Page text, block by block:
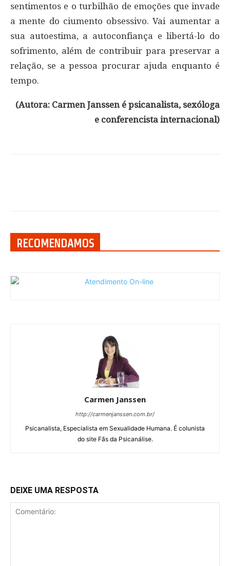
sentimentos e o turbilhão de emoções que invade
a mente do ciumento obsessivo. Vai aumentar a
sua autoestima, a autoconfiança e libertá-lo do
sofrimento, além de contribuir para preservar a
relação, se a pessoa procurar ajuda enquanto é
tempo.
(Autora: Carmen Janssen é psicanalista, sexóloga
e conferencista internacional)
RECOMENDAMOS
Carmen Janssen
http://carmenjanssen.com.br/
Psicanalista, Especialista em Sexualidade Humana. É colunista
do site Fãs da Psicanálise.
DEIXE UMA RESPOSTA